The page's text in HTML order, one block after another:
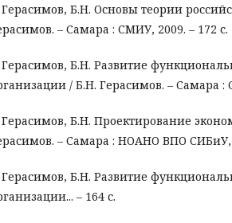
Герасимов, Б.Н. Основы теории
– Самара : СМИУ, 2009. – 172 с.
Герасимов, Б.Н. Развитие
/ Б.Н. Герасимов. – Самара :
Герасимов, Б.Н. Проектирование
– Самара : НОАНО ВПО СИБиУ,
Герасимов, Б.Н. Развитие
– 164 с.